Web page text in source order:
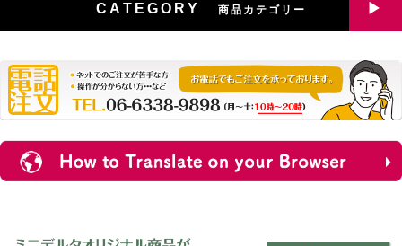
CATEGORY 商品カテゴリー
特選中古車
対象商品
新入荷